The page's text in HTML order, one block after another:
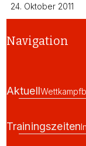
24. Oktober 2011
Navigation
Aktuell
Trainingszeiten